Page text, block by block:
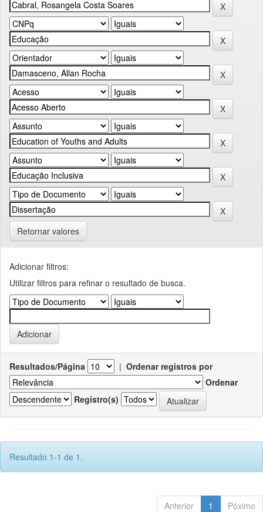
Retornar valores
Adicionar filtros:
Utilizar filtros para refinar o resultado de busca.
Resultados/Página | Ordenar registros por
Ordenar
Registro(s)
Resultado 1-1 de 1.
Anterior 1 Póximo